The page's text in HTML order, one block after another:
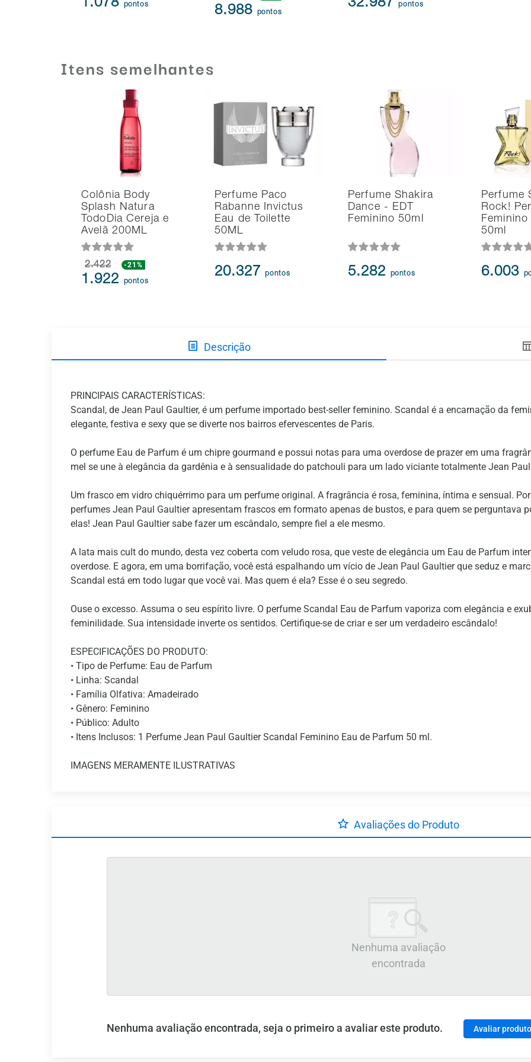
1.078 pontos 8.988 pontos
32.987pontos
Itens semelhantes
Colônia Body
Splash Natura
TodoDia Cereja e
Avelã 200ML
2.422 -21%
1.922 pontos
Perfume Paco
Rabanne Invictus
Eau de Toilette
50ML
20.327pontos
Perfume Shakira
Dance - EDT
Feminino 50ml
5.282 pontos
Perfume
Rock!
50ml
6.003
Descrição
PRINCIPAIS CARACTERÍSTICAS:
Scandal, de Jean Paul Gaultier, é um perfume importado best-seller feminino. Scandal é a encarnação da
elegante, festiva e sexy que se diverte nos bairros efervescentes de Paris.
O perfume Eau de Parfum é um chipre gourmand e possui notas para uma overdose de prazer em uma
mel se une à elegância da gardênia e à sensualidade do patchouli para um lado viciante totalmente Jean
Um frasco em vidro chiquérrimo para um perfume original. A fragrância é rosa, feminina, íntima e sensual.
perfumes Jean Paul Gaultier apresentam frascos em formato apenas de bustos, e para quem se perguntava
elas! Jean Paul Gaultier sabe fazer um escândalo, sempre fiel a ele mesmo.
A lata mais cult do mundo, desta vez coberta com veludo rosa, que veste de elegância um Eau de Parfum
overdose. E agora, em uma borrifação, você está espalhando um vício de Jean Paul Gaultier que seduz e
Scandal está em todo lugar que você vai. Mas quem é ela? Esse é o seu segredo.
Ouse o excesso. Assuma o seu espírito livre. O perfume Scandal Eau de Parfum vaporiza com elegância e
feminilidade. Sua intensidade inverte os sentidos. Certifique-se de criar e ser um verdadeiro escândalo!
ESPECIFICAÇÕES DO PRODUTO:
• Tipo de Perfume: Eau de Parfum
• Linha: Scandal
• Família Olfativa: Amadeirado
• Gênero: Feminino
• Público: Adulto
• Itens Inclusos: 1 Perfume Jean Paul Gaultier Scandal Feminino Eau de Parfum 50 ml.
IMAGENS MERAMENTE ILUSTRATIVAS
Avaliações do Produto
Nenhuma avaliação
encontrada
Nenhuma avaliação encontrada, seja o primeiro a avaliar este produto. Avaliar produto